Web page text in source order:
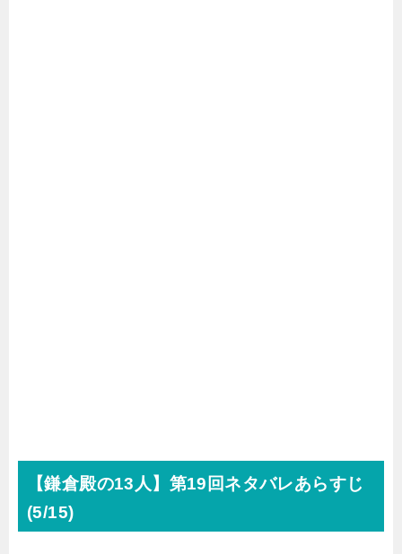
【鎌倉殿の13人】第19回ネタバレあらすじ
(5/15)